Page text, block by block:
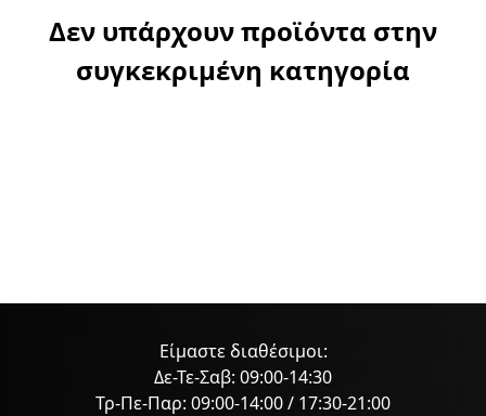
Δεν υπάρχουν προϊόντα στην
συγκεκριμένη κατηγορία
Είμαστε διαθέσιμοι:
Δε-Τε-Σαβ: 09:00-14:30
Τρ-Πε-Παρ: 09:00-14:00 / 17:30-21:00